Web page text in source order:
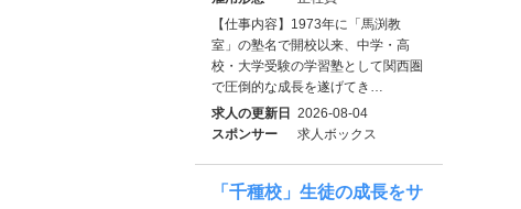
【仕事内容】1973年に「馬渕教
室」の塾名で開校以来、中学・高
校・大学受験の学習塾として関西圏
で圧倒的な成長を遂げてき…
求人の更新日 2026-08-04
スポンサー
求人ボックス
「千種校」生徒の成長をサ